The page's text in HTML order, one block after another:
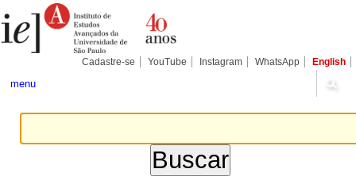
para
conteúdo.
Pessoais
Cadastre-se YouTube Instagram WhatsApp English
menu